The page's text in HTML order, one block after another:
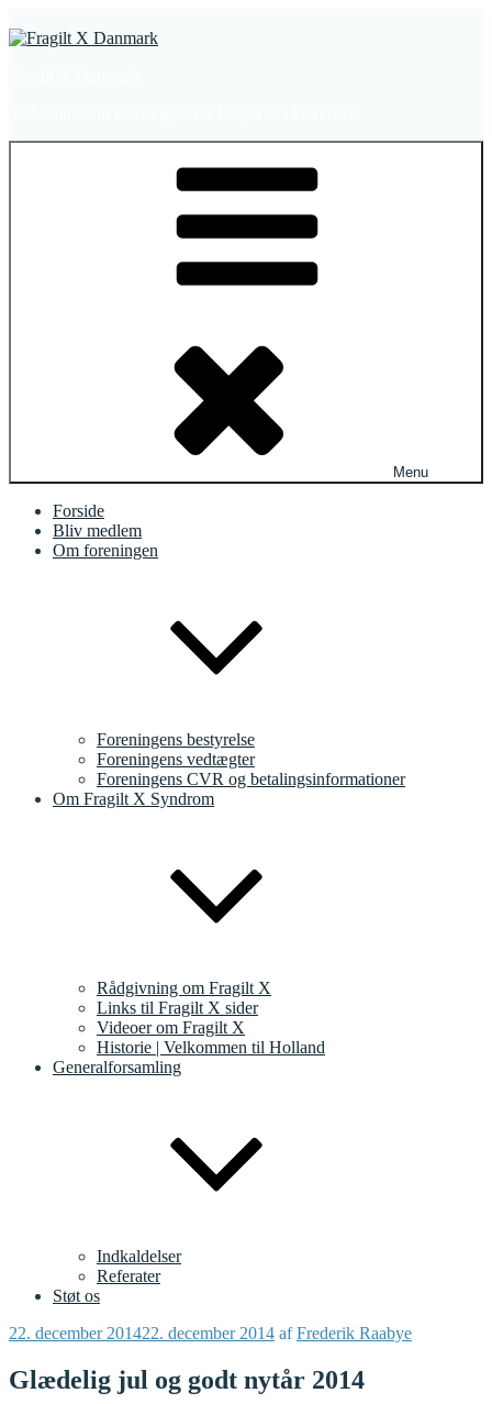
til
Menu
Forside
Bliv medlem
Om foreningen
Foreningens bestyrelse
Foreningens vedtægter
Foreningens CVR og betalingsinformationer
Om Fragilt X Syndrom
Rådgivning om Fragilt X
Links til Fragilt X sider
Videoer om Fragilt X
Historie | Velkommen til Holland
Generalforsamling
Indkaldelser
Referater
Støt os
Udgivet
22. december 201422. december 2014 afFrederik Raabye
Glædelig jul og godt nytår 2014